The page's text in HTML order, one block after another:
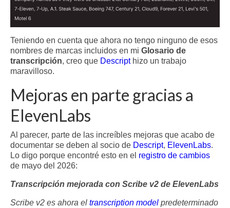
Teniendo en cuenta que ahora no tengo ninguno de esos
nombres de marcas incluidos en mi Glosario de
transcripción, creo que Descripthizo un trabajo
maravilloso.
Mejoras en parte gracias a
ElevenLabs
Al parecer, parte de las increíbles mejoras que acabo de
documentar se deben al socio de Descript, ElevenLabs.
Lo digo porque encontré esto en el registro de cambios
de mayo del 2026:
Transcripción mejorada con Scribe v2 de ElevenLabs
Scribe v2 es ahora el transcription model predeterminado